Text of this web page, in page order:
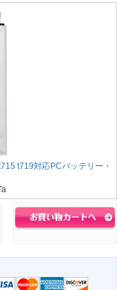
t719対応PCバッテリー・